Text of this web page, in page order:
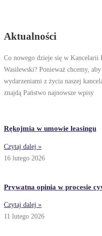
Aktualności
Co nowego dzieje się w Kancelarii
Wasilewski? Ponieważ chcemy,
wydarzeniami z życia naszej
znajdą Państwo najnowsze wpisy
Rękojmia w umowie leasingu
Czytaj dalej »
16 lutego 2026
Prywatna opinia w procesie
Czytaj dalej »
11 lutego 2026